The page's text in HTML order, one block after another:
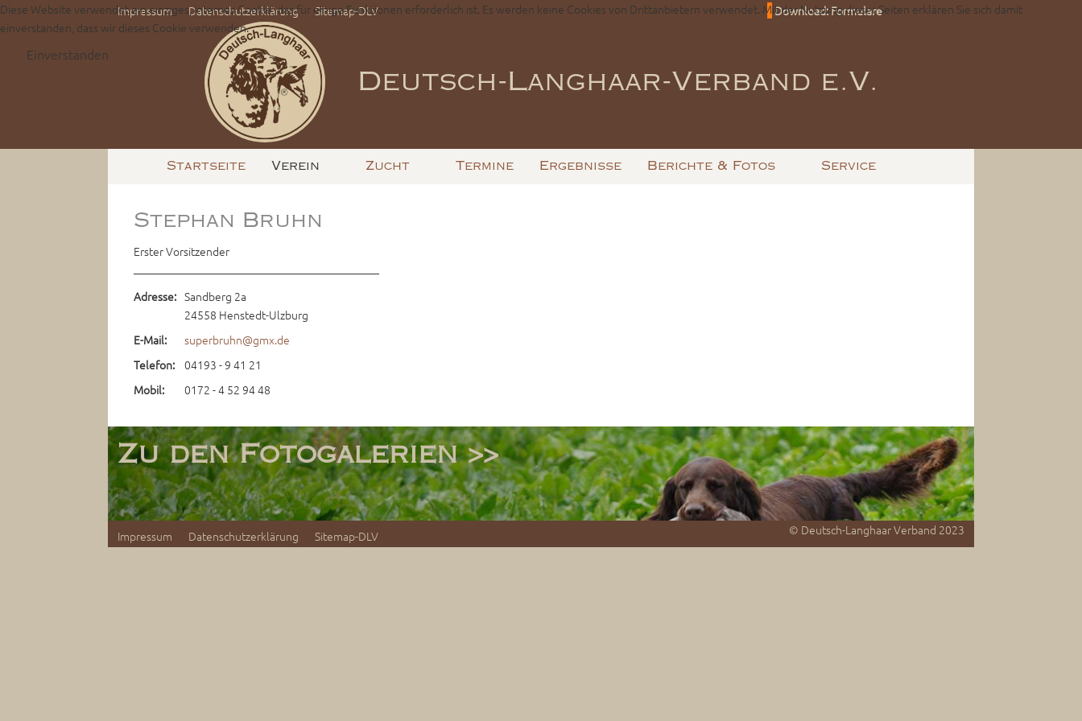
Impressum Datenschutzerklärung Sitemap-DLV Download: Formulare
Deutsch-Langhaar-Verband e.V.
Startseite Verein Zucht Termine Ergebnisse Berichte & Fotos Service
Stephan Bruhn
Erster Vorsitzender
Adresse: Sandberg 2a
24558 Henstedt-Ulzburg
E-Mail:
superbruhn@gmx.de
Telefon: 04193 - 9 41 21
Mobil:
0172 - 4 52 94 48
Zu den Fotogalerien >>
Impressum Datenschutzerklärung Sitemap-DLV © Deutsch-Langhaar Verband 2023
Diese Website verwendet ein einziges, internes Cookie, das für einige Funktionen erforderlich ist. Es werden keine Cookies von Drittanbietern verwendet. Mit der Nutzung dieser Seiten erklären Sie sich damit
einverstanden, dass wir dieses Cookie verwenden.
Einverstanden